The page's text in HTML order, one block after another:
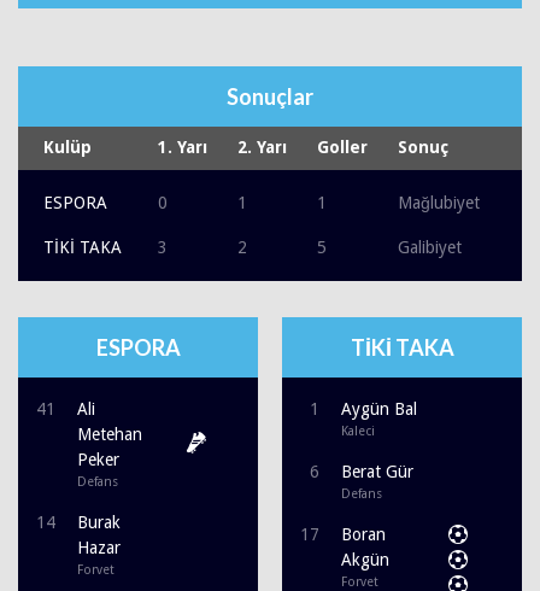
Sonuçlar
Kulüp 1. Yarı 2. Yarı Goller Sonuç
ESPORA 0 1 1 Mağlubiyet
TİKİ TAKA 3 2 5 Galibiyet
ESPORA
41
Ali
Metehan
Peker
Defans
14
Burak
Hazar
Forvet
TİKİ TAKA
1 Aygün Bal
Kaleci
6 Berat Gür
Defans
17
Boran
Akgün
Forvet